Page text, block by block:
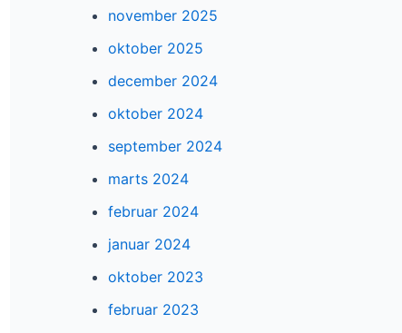
november 2025
oktober 2025
december 2024
oktober 2024
september 2024
marts 2024
februar 2024
januar 2024
oktober 2023
februar 2023